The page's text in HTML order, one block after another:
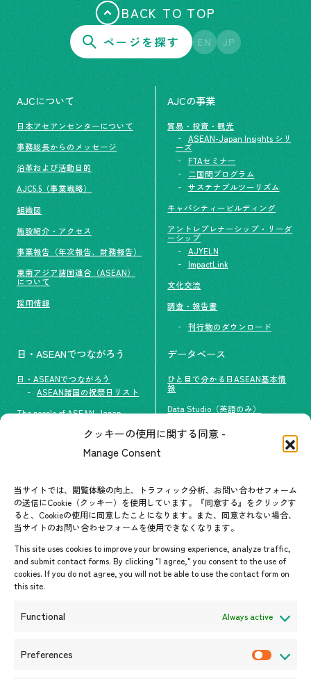
クッキーの使用に関する同意 -
Manage Consent
当サイトでは、閲覧体験の向上、トラフィック分析、お問い合わせフォーム
の送信にCookie（クッキー）を使用しています。『同意する』をクリックす
ると、Cookieの使用に同意したことになります。また、同意されない場合、
当サイトのお問い合わせフォームを使用できなくなります。
This site uses cookies to improve your browsing experience, analyze traffic,
and submit contact forms. By clicking "I agree," you consent to the use of
cookies. If you do not agree, you will not be able to use the contact form on
this site.
Functional Always active
Preferences
BACK TO TOP
ページを探す EN JP
AJCについて
日本アセアンセンターについて
事務総長からのメッセージ
沿革および活動目的
AJC5.5（事業戦略）
組織図
施設紹介・アクセス
事業報告（年次報告、財務報告）
東南アジア諸国連合（ASEAN）
について
採用情報
AJCの事業
貿易・投資・観光
ASEAN-Japan Insights シリ
ーズ
FTAセミナー
二国間プログラム
サステナブルツーリズム
キャパシティービルディング
アントレプレナーシップ・リーダ
ーシップ
AJYELN
ImpactLink
文化交流
調査・報告書
刊行物のダウンロード
日・ASEANでつながろう
日・ASEANでつながろう
ASEAN諸国の祝祭日リスト
The people of ASEAN-Japan
グループ訪問の受け入れ
ASEANPEDIA
イベント・お知らせ
開催中・開催予定のイベント
イベント案内
お知らせ
データベース
ひと目で分かる日ASEAN基本情
報
Data Studio（英語のみ）
お問い合わせ先一覧